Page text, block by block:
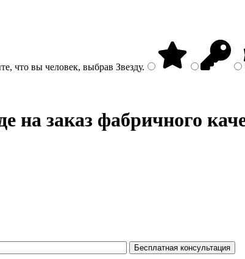
что вы человек, выбрав Звезду.
на заказ фабричного